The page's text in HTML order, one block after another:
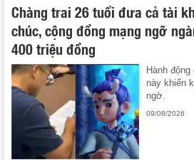
Chàng trai 26 tuổi đưa cả tài
chúc, cộng đồng mạng ngỡ
400 triệu đồng
Hành
này khiến
ngờ.
09/08/2026